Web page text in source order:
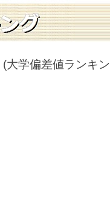
(大学偏差値ランキ